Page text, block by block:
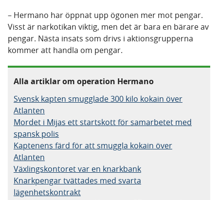
– Hermano har öppnat upp ögonen mer mot pengar.
Visst är narkotikan viktig, men det är bara en bärare av
pengar. Nästa insats som drivs i aktionsgrupperna
kommer att handla om pengar.
Alla artiklar om operation Hermano
Svensk kapten smugglade 300 kilo kokain över
Atlanten
Mordet i Mijas ett startskott för samarbetet med
spansk polis
Kaptenens färd för att smuggla kokain över
Atlanten
Växlingskontoret var en knarkbank
Knarkpengar tvättades med svarta
lägenhetskontrakt